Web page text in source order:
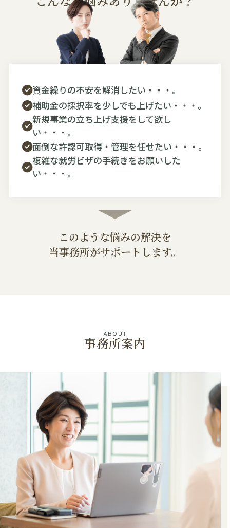
資金繰りの不安を解消したい・・・。
補助金の採択率を少しでも上げたい・・・。
新規事業の立ち上げ支援をして欲し
い・・・。
面倒な許認可取得・管理を任せたい・・・。
複雑な就労ビザの手続きをお願いした
い・・・。
このような悩みの解決を
当事務所がサポートします。
ABOUT
事務所案内
LINE ID：@pvb4477j